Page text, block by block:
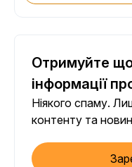
Отримуйте
інформації
Ніякого спаму.
контенту та